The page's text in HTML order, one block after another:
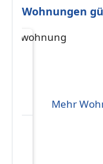
Wohnungen
Mehr